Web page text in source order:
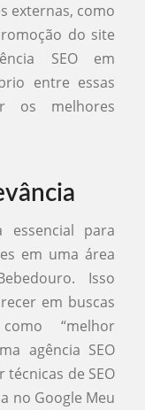
externas, como
do site
SEO em
entre essas
os melhores
essencial para
em uma área
Isso
em buscas
“melhor
agência SEO
de SEO
no Google Meu